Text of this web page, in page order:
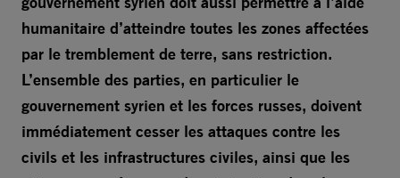
humanitaire d’atteindre toutes les zones affectées
par le tremblement de terre, sans restriction.
L’ensemble des parties, en particulier le
gouvernement syrien et les forces russes, doivent
immédiatement cesser les attaques contre les
civils et les infrastructures civiles, ainsi que les